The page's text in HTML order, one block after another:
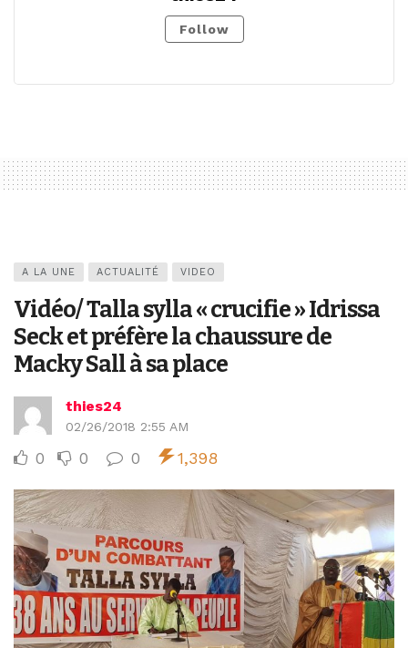
Follow
A LA UNE ACTUALITÉ VIDEO
Vidéo/ Talla sylla « crucifie » Idrissa
Seck et préfère la chaussure de
Macky Sall à sa place
thies24
02/26/2018 2:55 AM
0 0 0 1,398